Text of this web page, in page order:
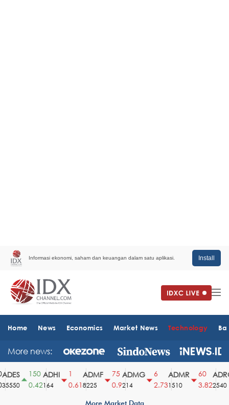
Informasi ekonomi, saham dan keuangan dalam satu aplikasi. Install
Home News Economics Market News Technology
More news:
150
0.42
ADHI
164
0.61
ADMF
8225
75
0.9
ADMG
214
2.73
ADMR
1510
60
3.82
ADRO
2540
More Market Data